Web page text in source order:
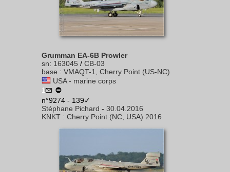
Grumman EA-6B Prowler
sn: 163045 / CB-03
base : VMAQT-1, Cherry Point (US-NC)
USA - marine corps
1
n°9274 - 139✓
Stéphane Pichard - 30.04.2016
KNKT : Cherry Point (NC, USA) 2016